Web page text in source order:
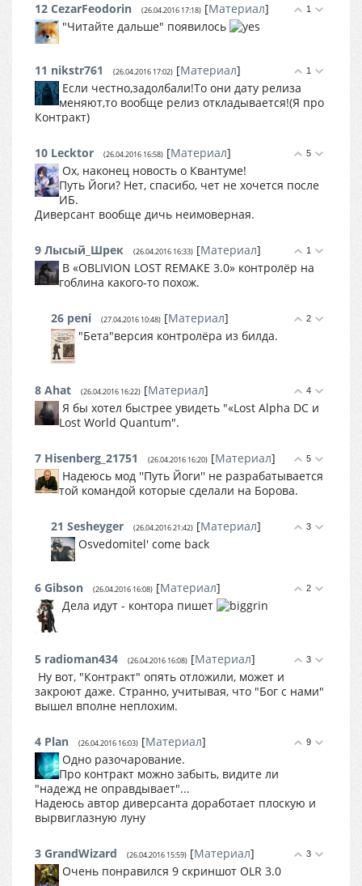
1
12 CezarFeodorin (26.04.2016 17:18) [Материал]
"Читайте дальше" появилось
1
11 nikstr761 (26.04.2016 17:02) [Материал]
Если честно,задолбали!То они дату релиза
меняют,то вообще релиз откладывается!(Я про
Контракт)
5
10 Lecktor (26.04.2016 16:58) [Материал]
Ох, наконец новость о Квантуме!
Путь Йоги? Нет, спасибо, чет не хочется после
ИБ.
Диверсант вообще дичь неимоверная.
1
9 Лысый_Шрек (26.04.2016 16:33) [Материал]
В «OBLIVION LOST REMAKE 3.0» контролёр на
гоблина какого-то похож.
2
26 peni (27.04.2016 10:48) [Материал]
"Бета"версия контролёра из билда.
4
8 Ahat (26.04.2016 16:22) [Материал]
Я бы хотел быстрее увидеть "«Lost Alpha DC и
Lost World Quantum".
5
7 Hisenberg_21751 (26.04.2016 16:20) [Материал]
Надеюсь мод ''Путь Йоги'' не разрабатывается
той командой которые сделали на Борова.
3
21 Sesheyger (26.04.2016 21:42) [Материал]
Osvedomitel' come back
2
6 Gibson (26.04.2016 16:08) [Материал]
Дела идут - контора пишет
3
5 radioman434 (26.04.2016 16:08) [Материал]
Ну вот, "Контракт" опять отложили, может и
закроют даже. Странно, учитывая, что "Бог с нами"
вышел вполне неплохим.
9
4 Plan (26.04.2016 16:03) [Материал]
Одно разочарование.
Про контракт можно забыть, видите ли
"надежд не оправдывает"...
Надеюсь автор диверсанта доработает плоскую и
вырвиглазную луну
3
3 GrandWizard (26.04.2016 15:59) [Материал]
Очень понравился 9 скриншот OLR 3.0